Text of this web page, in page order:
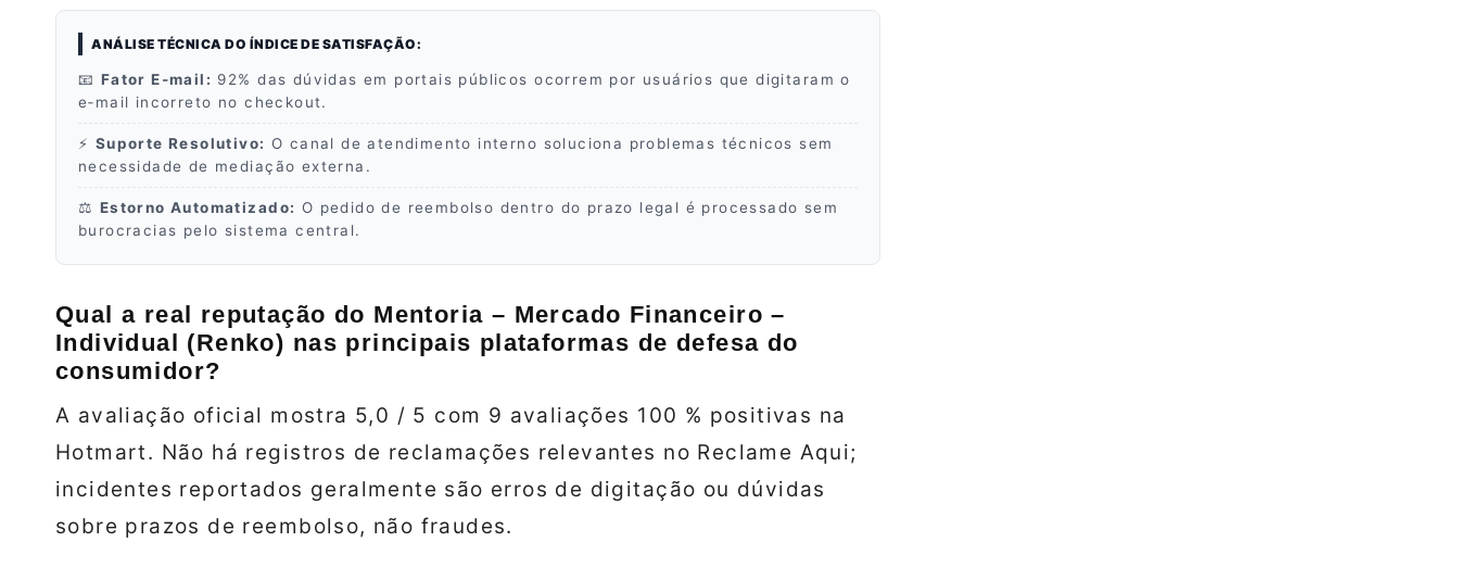
ANÁLISE TÉCNICA DO ÍNDICE DE SATISFAÇÃO:
📧 Fator E‑mail: 92% das dúvidas em portais públicos ocorrem por usuários que digitaram o
e‑mail incorreto no checkout.
⚡ Suporte Resolutivo: O canal de atendimento interno soluciona problemas técnicos sem
necessidade de mediação externa.
⚖️ Estorno Automatizado: O pedido de reembolso dentro do prazo legal é processado sem
burocracias pelo sistema central.
Qual a real reputação do Mentoria – Mercado Financeiro –
Individual (Renko) nas principais plataformas de defesa do
consumidor?
A avaliação oficial mostra 5,0 / 5 com 9 avaliações 100 % positivas na
Hotmart. Não há registros de reclamações relevantes no Reclame Aqui;
incidentes reportados geralmente são erros de digitação ou dúvidas
sobre prazos de reembolso, não fraudes.